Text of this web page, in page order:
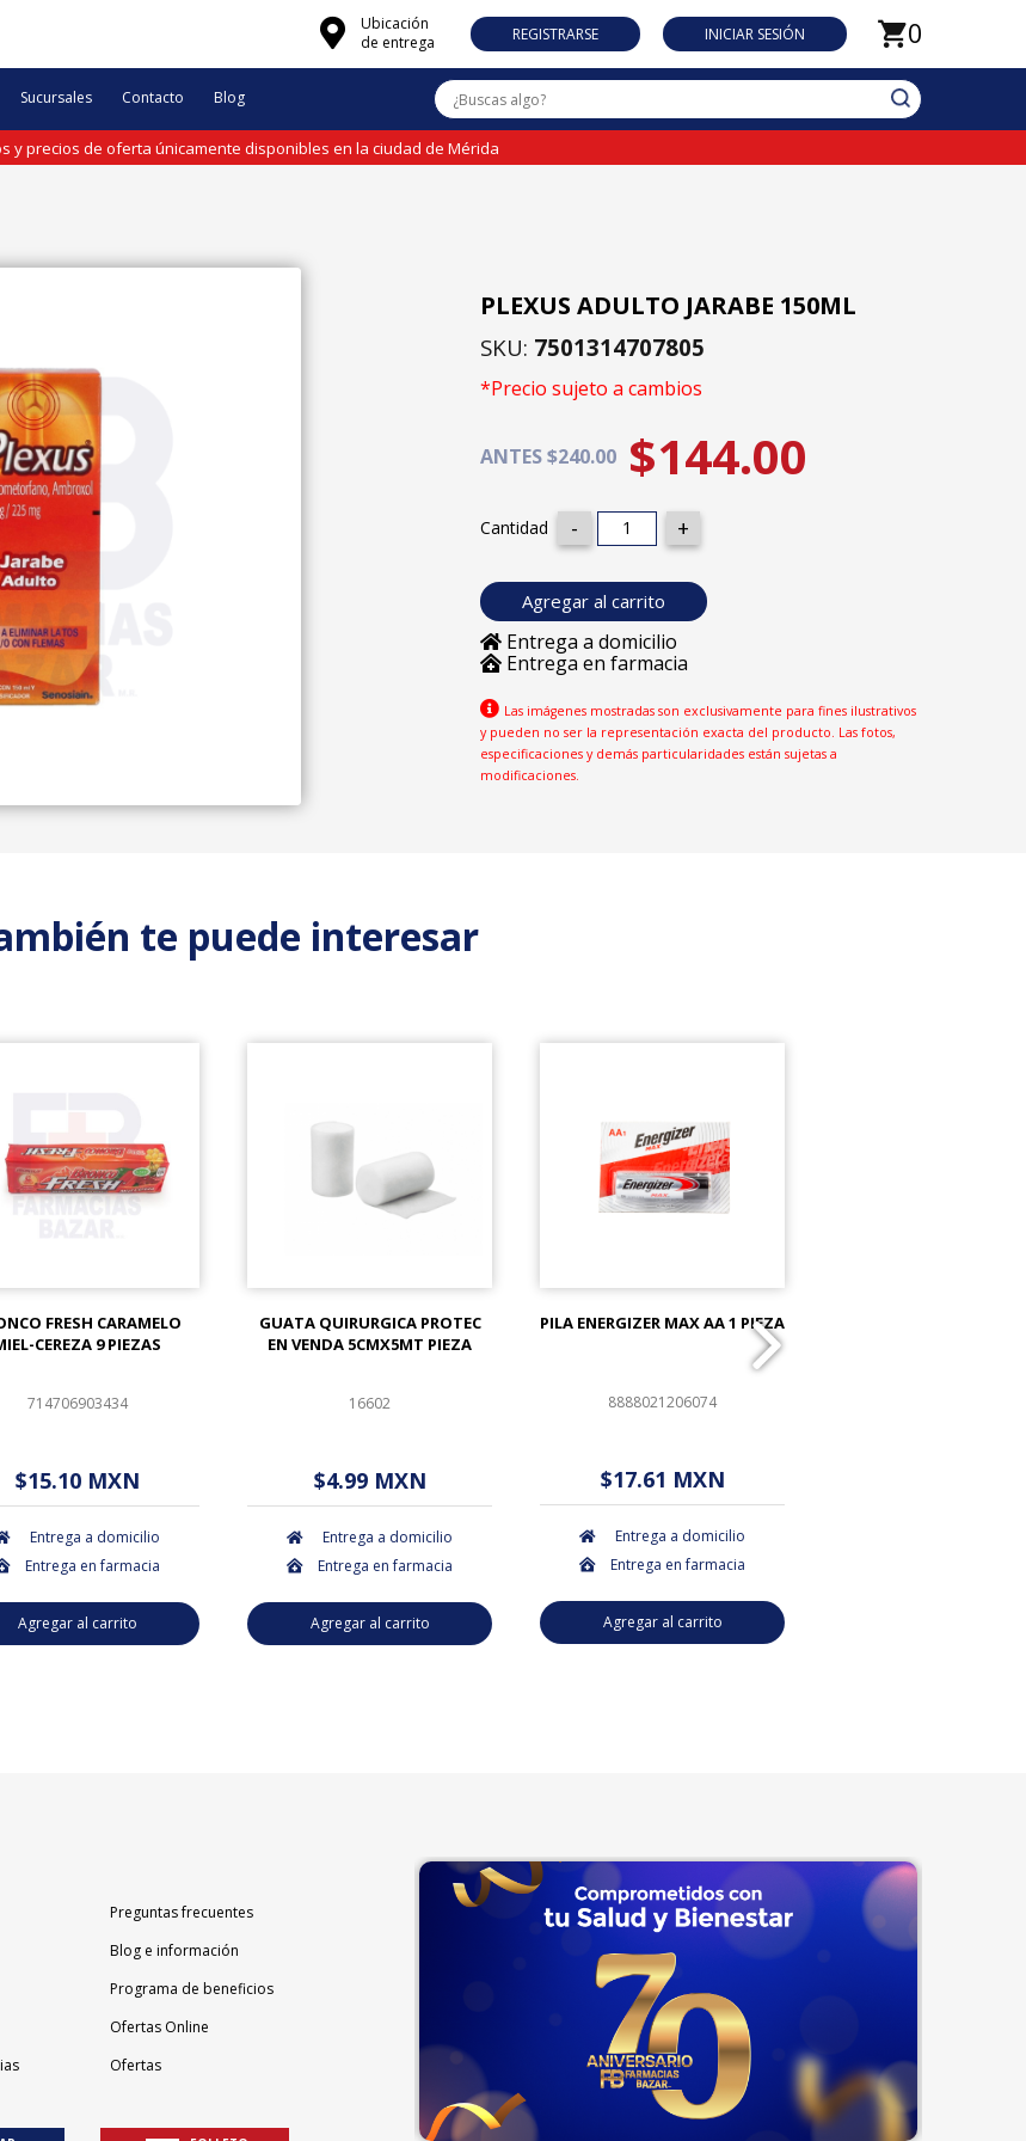
Ubicación
de entrega
REGISTRARSE INICIAR SESIÓN 0
Sucursales Contacto Blog
y precios de oferta únicamente disponibles en la ciudad de Mérida
PLEXUS ADULTO JARABE 150ML
SKU: 7501314707805
*Precio sujeto a cambios
ANTES $240.00 $144.00
Cantidad
Agregar al carrito
Entrega a domicilio
Entrega en farmacia
Las imágenes mostradas son exclusivamente para fines ilustrativos
y pueden no ser la representación exacta del producto. Las fotos,
especificaciones y demás particularidades están sujetas a
modificaciones.
te puede interesar
FRESH CARAMELO
CEREZA 9 PIEZAS
714706903434
$15.10 MXN
Entrega a domicilio
Entrega en farmacia
Agregar al carrito
GUATA QUIRURGICA PROTEC
EN VENDA 5CMX5MT PIEZA
16602
$4.99 MXN
Entrega a domicilio
Entrega en farmacia
Agregar al carrito
PILA ENERGIZER MAX AA 1 PIEZA
8888021206074
$17.61 MXN
Entrega a domicilio
Entrega en farmacia
Agregar al carrito
Preguntas frecuentes
Blog e información
Programa de beneficios
Ofertas Online
Ofertas